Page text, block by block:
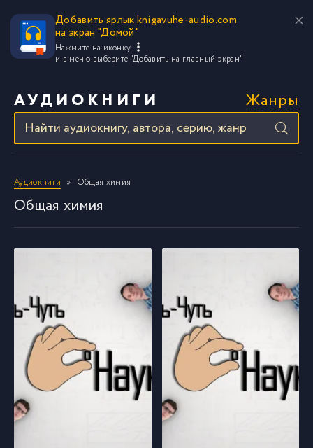
Добавить ярлык knigavuhe-audio.com
на экран "Домой"
Нажмите на иконку
и в меню выберите "Добавить на главный экран"
АУДИОКНИГИ Жанры
Аудиокниги Общая химия
Общая химия